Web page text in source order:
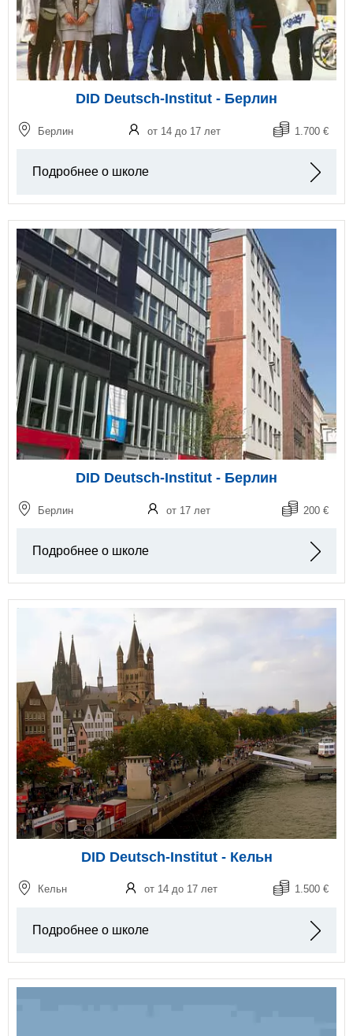
DID Deutsch-Institut - Берлин
Берлин от 14 до 17 лет 1.700 €
Подробнее о школе
DID Deutsch-Institut - Берлин
Берлин от 17 лет 200 €
Подробнее о школе
DID Deutsch-Institut - Кельн
Кельн от 14 до 17 лет 1.500 €
Подробнее о школе